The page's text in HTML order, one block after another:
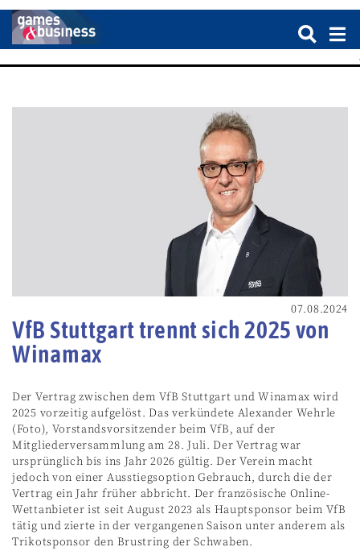
07.08.2024
VfB Stuttgart trennt sich 2025 von
Winamax
Der Vertrag zwischen dem VfB Stuttgart und Winamax wird
2025 vorzeitig aufgelöst. Das verkündete Alexander Wehrle
(Foto), Vorstandsvorsitzender beim VfB, auf der
Mitgliederversammlung am 28. Juli. Der Vertrag war
ursprünglich bis ins Jahr 2026 gültig. Der Verein macht
jedoch von einer Ausstiegsoption Gebrauch, durch die der
Vertrag ein Jahr früher abbricht. Der französische Online-
Wettanbieter ist seit August 2023 als Hauptsponsor beim VfB
tätig und zierte in der vergangenen Saison unter anderem als
Trikotsponsor den Brustring der Schwaben.